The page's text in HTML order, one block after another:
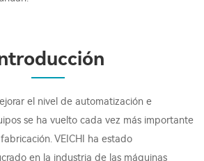
el nivel de automatización e
se ha vuelto cada vez más importante
VEICHI ha estado
en la industria de las máquinas